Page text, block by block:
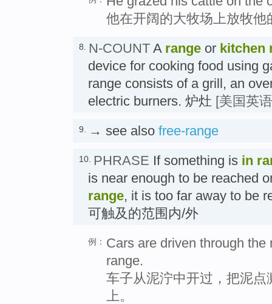
他在开阔的大牧场上放牧他
8. N-COUNT A range or kitchen
device for cooking food using
range consists of a grill, an
electric burners. 炉灶 [美国英
9. → see also free-range
10. PHRASE If something is in
is near enough to be reached
range, it is too far away to be
可触及的范围内/外
例： Cars are driven through
range.
车子从泥泞中开过，把泥
上。